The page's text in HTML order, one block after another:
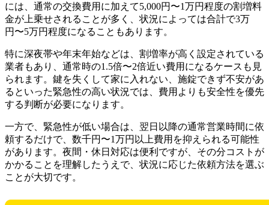
には、通常の交換費用に加えて5,000円〜1万円程度の割増料
金が上乗せされることが多く、状況によっては合計で3万
円〜5万円程度になることもあります。
特に深夜帯や年末年始などは、割増率が高く設定されている
業者もあり、通常時の1.5倍〜2倍近い費用になるケースも見
られます。鍵を失くして家に入れない、施錠できず不安があ
るといった緊急性の高い状況では、費用よりも安全性を優先
する判断が必要になります。
一方で、緊急性が低い場合は、翌日以降の通常営業時間に依
頼するだけで、数千円〜1万円以上費用を抑えられる可能性
があります。夜間・休日対応は便利ですが、その分コストが
かかることを理解したうえで、状況に応じた依頼方法を選ぶ
ことが大切です。